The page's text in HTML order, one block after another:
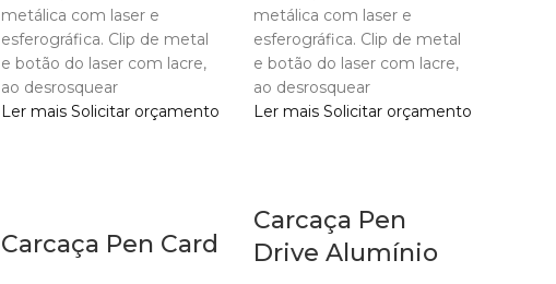
metálica com laser e
esferográfica. Clip de metal
e botão do laser com lacre,
ao desrosquear
Ler mais Solicitar orçamento
metálica com laser e
esferográfica. Clip de metal
e botão do laser com lacre,
ao desrosquear
Ler mais Solicitar orçamento
Carcaça Pen Card
Carcaça Pen
Drive Alumínio